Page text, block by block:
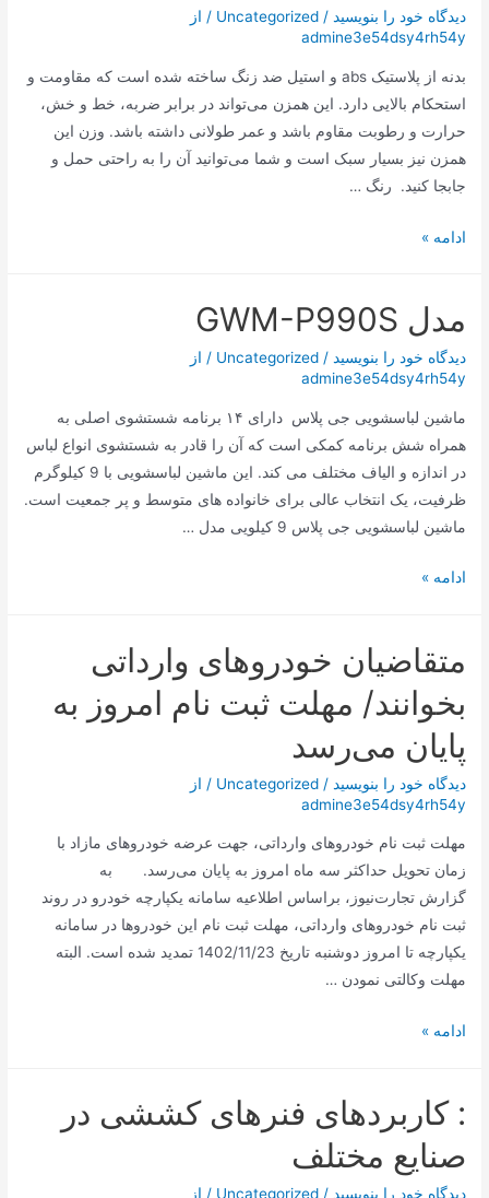
می‌گوید!
دیدگاه‌ خود را بنویسید /
Uncategorized / از
admine3e54dsy4rh54y
بدنه از پلاستیک abs و استیل ضد زنگ ساخته شده است که مقاومت و
استحکام بالایی دارد. این همزن می‌تواند در برابر ضربه، خط و خش،
حرارت و رطوبت مقاوم باشد و عمر طولانی داشته باشد. وزن این
همزن نیز بسیار سبک است و شما می‌توانید آن را به راحتی حمل و
جابجا کنید. رنگ …
بدنه
دستی
ناسا
الکتریک
ادامه »
مدل GWM-P990S
دیدگاه‌ خود را بنویسید /
Uncategorized / از
admine3e54dsy4rh54y
ماشین لباسشویی جی پلاس دارای ۱۴ برنامه شستشوی اصلی به
همراه شش برنامه کمکی است که آن را قادر به شستشوی انواع لباس
در اندازه و الیاف مختلف می کند. این ماشین لباسشویی با 9 کیلوگرم
ظرفیت، یک انتخاب عالی برای خانواده های متوسط و پر جمعیت است.
ماشین لباسشویی جی پلاس 9 کیلویی مدل …
مدل
ادامه »
متقاضیان خودروهای وارداتی
بخوانند/ مهلت ثبت نام امروز به
پایان می‌رسد
دیدگاه‌ خود را بنویسید /
Uncategorized / از
admine3e54dsy4rh54y
مهلت ثبت نام خودروهای وارداتی، جهت عرضه خودروهای مازاد با
زمان تحویل حداکثر سه ماه امروز به پایان می‌رسد. به
گزارش تجارت‌نیوز، براساس اطلاعیه سامانه یکپارچه خودرو در روند
ثبت نام خودروهای وارداتی، مهلت ثبت نام این خودروها در سامانه
یکپارچه تا امروز دوشنبه تاریخ 1402/11/23 تمدید شده است. البته
مهلت وکالتی نمودن …
متقاضیان
بخوانند/
ثبت
نام
ادامه »
: کاربردهای فنرهای کششی در
صنایع مختلف
دیدگاه‌ خود را بنویسید /
Uncategorized / از